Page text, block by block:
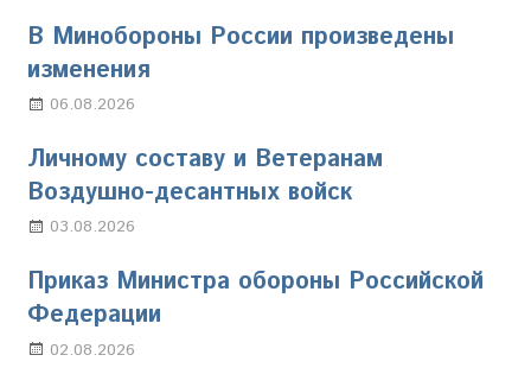
В Минобороны России произведены
изменения
06.08.2026
Личному составу и Ветеранам
Воздушно-десантных войск
03.08.2026
Приказ Министра обороны Российской
Федерации
02.08.2026